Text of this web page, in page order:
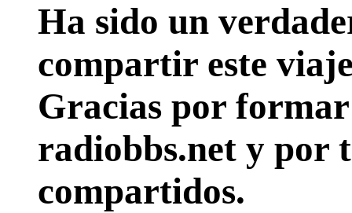
Ha sido un
compartir este
Gracias por
radiobbs.net y por
compartidos.